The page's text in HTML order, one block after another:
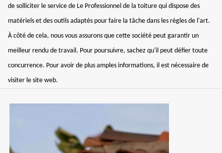
de solliciter le service de Le Professionnel de la toiture qui dispose des
matériels et des outils adaptés pour faire la tâche dans les règles de l'art.
À côté de cela, nous vous assurons que cette société peut garantir un
meilleur rendu de travail. Pour poursuivre, sachez qu'il peut défier toute
concurrence. Pour avoir de plus amples informations, il est nécessaire de
visiter le site web.